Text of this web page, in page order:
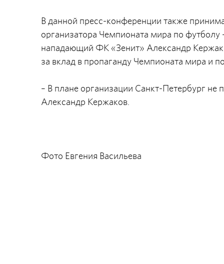
В данной пресс-конференции также
организатора Чемпионата мира по
нападающий ФК «Зенит» Александр
за вклад в пропаганду Чемпионата мира и
– В плане организации Санкт-Петербург не
Александр Кержаков.
Фото Евгения Васильева